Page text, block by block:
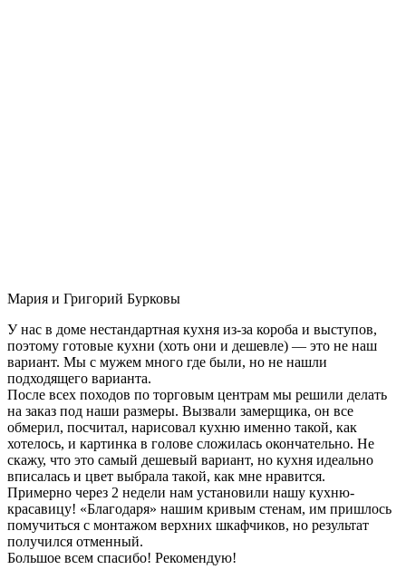
Мария и Григорий Бурковы
У нас в доме нестандартная кухня из-за короба и выступов,
поэтому готовые кухни (хоть они и дешевле) — это не наш
вариант. Мы с мужем много где были, но не нашли
подходящего варианта.
После всех походов по торговым центрам мы решили делать
на заказ под наши размеры. Вызвали замерщика, он все
обмерил, посчитал, нарисовал кухню именно такой, как
хотелось, и картинка в голове сложилась окончательно. Не
скажу, что это самый дешевый вариант, но кухня идеально
вписалась и цвет выбрала такой, как мне нравится.
Примерно через 2 недели нам установили нашу кухню-
красавицу! «Благодаря» нашим кривым стенам, им пришлось
помучиться с монтажом верхних шкафчиков, но результат
получился отменный.
Большое всем спасибо! Рекомендую!